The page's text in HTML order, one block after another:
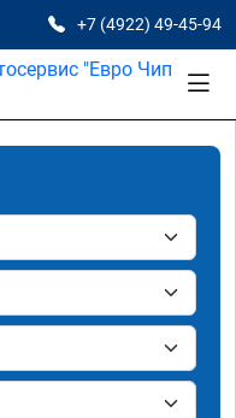
+7 (4922) 49-45-94